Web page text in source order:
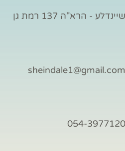
שיינדלע - הרא"ה 137 רמת גן
sheindale1@gmail.com
054-3977120